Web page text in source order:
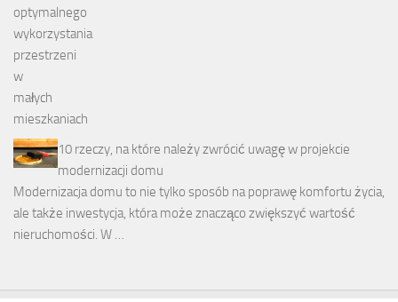
10 rzeczy, na które należy zwrócić uwagę w projekcie
modernizacji domu
Modernizacja domu to nie tylko sposób na poprawę komfortu życia,
ale także inwestycja, która może znacząco zwiększyć wartość
nieruchomości. W …